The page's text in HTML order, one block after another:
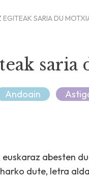
EGITEAK SARIA DU
Andoain
abesten
dute, letra